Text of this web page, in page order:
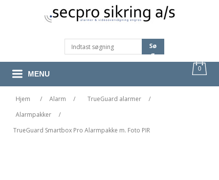
Sø
G
0
MENU
Hjem / Alarm / TrueGuard alarmer
/
Alarmpakker
/
TrueGuard Smartbox Pro Alarmpakke m. Foto PIR